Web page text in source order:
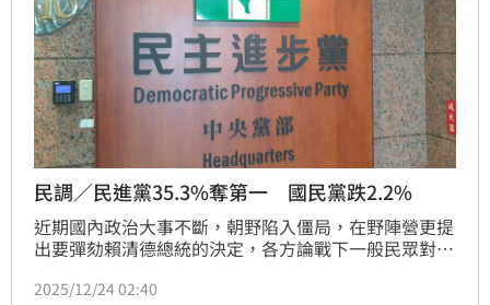
民調／民進黨35.3%奪第一 國民黨跌2.2%
近期國內政治大事不斷，朝野陷入僵局，在野陣營更提
出要彈劾賴清德總統的決定，各方論戰下一般民眾對於
《震傳媒》公布一份最新民調，在政黨傾向調查中，民
2025/12/24 02:40